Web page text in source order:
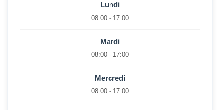
Lundi
08:00 - 17:00
Mardi
08:00 - 17:00
Mercredi
08:00 - 17:00